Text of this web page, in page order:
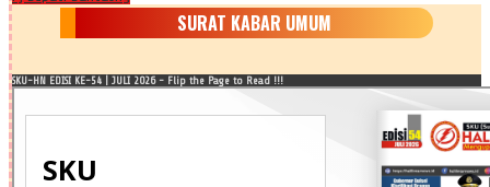
SURAT KABAR UMUM
SKU-HN EDISI KE-54 | JULI 2026 - Flip the Page to Read !!!